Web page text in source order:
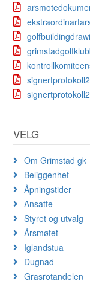
VELG
Om Grimstad gk
Beliggenhet
Åpningstider
Ansatte
Styret og utvalg
Årsmøtet
Iglandstua
Dugnad
Grasrotandelen